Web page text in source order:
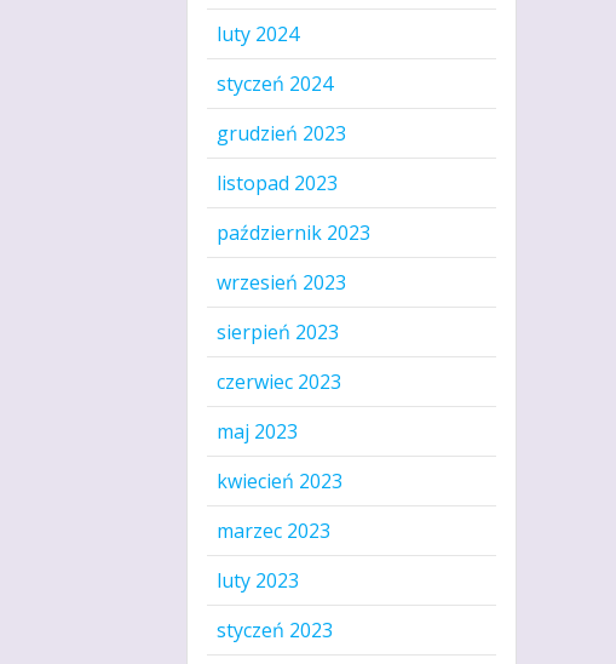
luty 2024
styczeń 2024
grudzień 2023
listopad 2023
październik 2023
wrzesień 2023
sierpień 2023
czerwiec 2023
maj 2023
kwiecień 2023
marzec 2023
luty 2023
styczeń 2023